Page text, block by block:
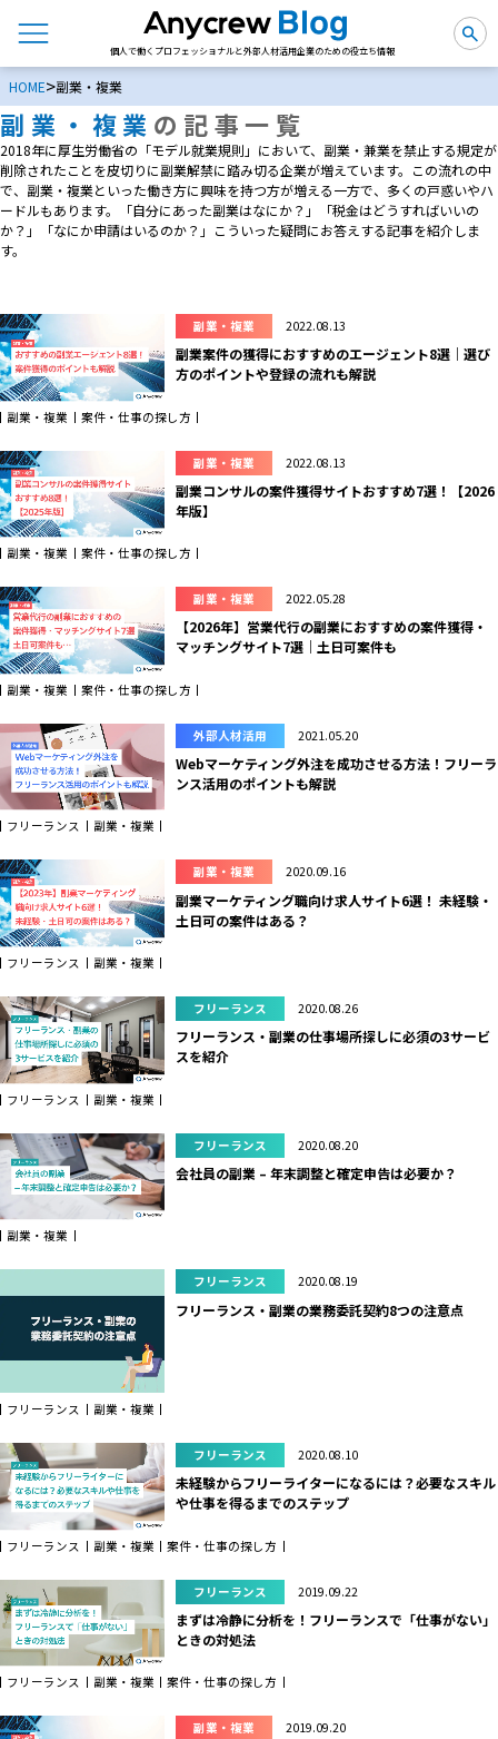
個人で働くプロフェッショナルと外部人材活用企業のための役立ち情報
HOME>副業・複業
副業・複業 の記事一覧
2018年に厚生労働省の「モデル就業規則」において、副業・兼業を禁止する規定が
削除されたことを皮切りに副業解禁に踏み切る企業が増えています。この流れの中
で、副業・複業といった働き方に興味を持つ方が増える一方で、多くの戸惑いやハ
ードルもあります。「自分にあった副業はなにか？」「税金はどうすればいいの
か？」「なにか申請はいるのか？」こういった疑問にお答えする記事を紹介しま
す。
副業・複業 2022.08.13
副業案件の獲得におすすめのエージェント8選｜選び
方のポイントや登録の流れも解説
副業・複業 案件・仕事の探し方
副業・複業 2022.08.13
副業コンサルの案件獲得サイトおすすめ7選！【2026
年版】
副業・複業 案件・仕事の探し方
副業・複業 2022.05.28
【2026年】営業代行の副業におすすめの案件獲得・
マッチングサイト7選｜土日可案件も
副業・複業 案件・仕事の探し方
外部人材活用 2021.05.20
Webマーケティング外注を成功させる方法！フリーラ
ンス活用のポイントも解説
フリーランス 副業・複業
副業・複業 2020.09.16
副業マーケティング職向け求人サイト6選！ 未経験・
土日可の案件はある？
フリーランス 副業・複業
フリーランス 2020.08.26
フリーランス・副業の仕事場所探しに必須の3サービ
スを紹介
フリーランス 副業・複業
フリーランス 2020.08.20
会社員の副業 – 年末調整と確定申告は必要か？
副業・複業
フリーランス 2020.08.19
フリーランス・副業の業務委託契約8つの注意点
フリーランス 副業・複業
フリーランス 2020.08.10
未経験からフリーライターになるには？必要なスキル
や仕事を得るまでのステップ
フリーランス 副業・複業 案件・仕事の探し方
フリーランス 2019.09.22
まずは冷静に分析を！フリーランスで「仕事がない」
ときの対処法
フリーランス 副業・複業 案件・仕事の探し方
副業・複業 2019.09.20